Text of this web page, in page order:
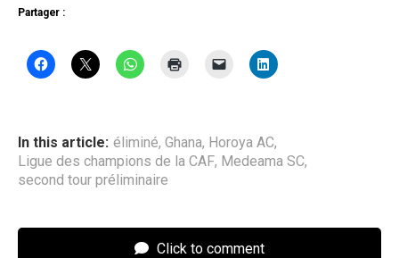
Partager :
In this article: éliminé, Ghana, Horoya AC,
Ligue des champions de la CAF, Medeama SC,
second tour préliminaire
Click to comment